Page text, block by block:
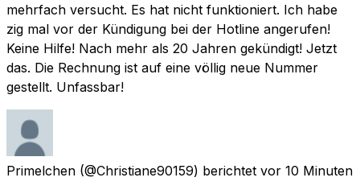
mehrfach versucht. Es hat nicht funktioniert. Ich habe
zig mal vor der Kündigung bei der Hotline angerufen!
Keine Hilfe! Nach mehr als 20 Jahren gekündigt! Jetzt
das. Die Rechnung ist auf eine völlig neue Nummer
gestellt. Unfassbar!
Primelchen (@Christiane90159) berichtet vor 10 Minuten